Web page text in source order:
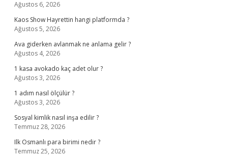
Ağustos 6, 2026
Kaos Show Hayrettin hangi platformda ?
Ağustos 5, 2026
Ava giderken avlanmak ne anlama gelir ?
Ağustos 4, 2026
1 kasa avokado kaç adet olur ?
Ağustos 3, 2026
1 adım nasıl ölçülür ?
Ağustos 3, 2026
Sosyal kimlik nasıl inşa edilir ?
Temmuz 28, 2026
Ilk Osmanlı para birimi nedir ?
Temmuz 25, 2026